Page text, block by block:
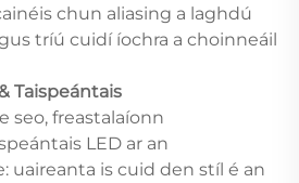
chun aliasing a laghdú
tríú cuidí íochra a choinneáil
Taispeántais
seo, freastalaíonn
LED ar an
uaireanta is cuid den stíl é an